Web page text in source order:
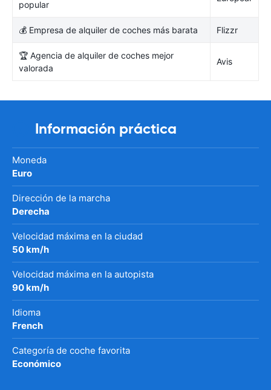
popular
💰 Empresa de alquiler de coches más barata Flizzr
🏆 Agencia de alquiler de coches mejor
valorada
Avis
Información práctica
Moneda
Euro
Dirección de la marcha
Derecha
Velocidad máxima en la ciudad
50 km/h
Velocidad máxima en la autopista
90 km/h
Idioma
French
Categoría de coche favorita
Económico